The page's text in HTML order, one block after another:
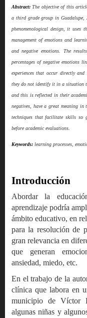
Abstract:The objective of this
a third grade group in Guadalupe,
phenomenological design, it uses
management of emotions and
and negative emotions. The
percentages of negative emotions
experiences that occur directly
they do not identify it in a situation
and this is reflected in their
negatives, have a great meaning in
techniques that facilitate skills so
before academic evaluations.
Keywords:learning processes,
Introducción
Abordar la
aprendizaje podría
ámbito educativo, en
para la resolución de
gran relevancia en
que generan
ansiedad, miedo, etc.
En el trabajo de la
clínica que labora en
municipio de Víctor
algunas niñas y